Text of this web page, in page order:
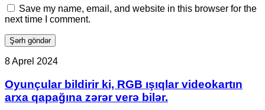
Save my name, email, and website in this browser for the
next time I comment.
Oyunçular
ki,
RGB
ışıqlar
8 Aprel 2024
Oyunçular bildirir ki, RGB ışıqlar videokartın
arxa qapağına zərər verə bilər.